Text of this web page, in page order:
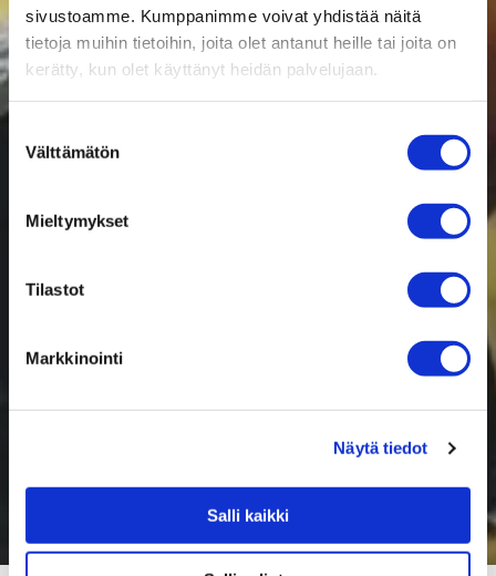
sivustoamme. Kumppanimme voivat yhdistää näitä
tietoja muihin tietoihin, joita olet antanut heille tai joita on
kerätty, kun olet käyttänyt heidän palvelujaan.
valinta
Välttämätön
Mieltymykset
Tilastot
Markkinointi
Näytä tiedot
Salli kaikki